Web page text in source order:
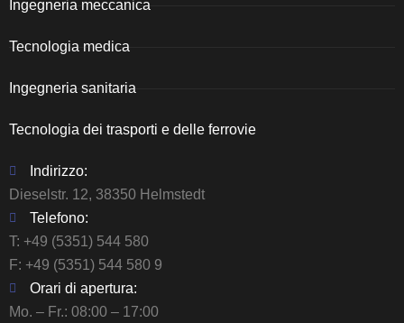
Ingegneria meccanica
Tecnologia medica
Ingegneria sanitaria
Tecnologia dei trasporti e delle ferrovie
Indirizzo:
Dieselstr. 12, 38350 Helmstedt
Telefono:
T: +49 (5351) 544 580
F: +49 (5351) 544 580 9
Orari di apertura:
Mo. – Fr.: 08:00 – 17:00